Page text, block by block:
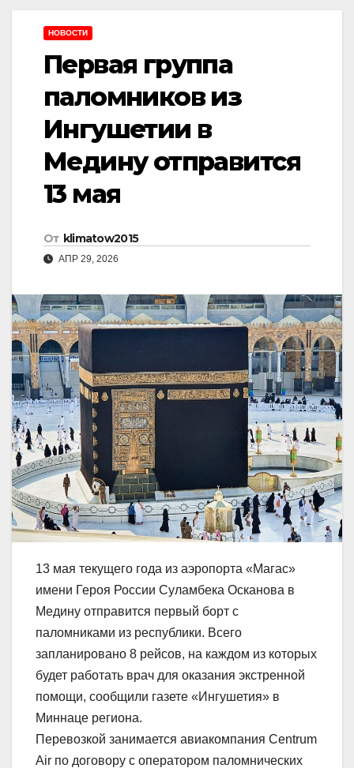
НОВОСТИ
Первая группа
паломников из
Ингушетии в
Медину отправится
13 мая
От klimatow2015
АПР 29, 2026
13 мая текущего года из аэропорта «Магас»
имени Героя России Суламбека Осканова в
Медину отправится первый борт с
паломниками из республики. Всего
запланировано 8 рейсов, на каждом из которых
будет работать врач для оказания экстренной
помощи, сообщили газете «Ингушетия» в
Миннаце региона.
Перевозкой занимается авиакомпания Centrum
Air по договору с оператором паломнических